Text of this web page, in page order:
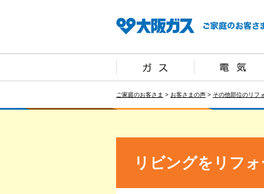
ご家庭のお客さま > お客さまの声 > その他部位のリフ
リビングをリフ